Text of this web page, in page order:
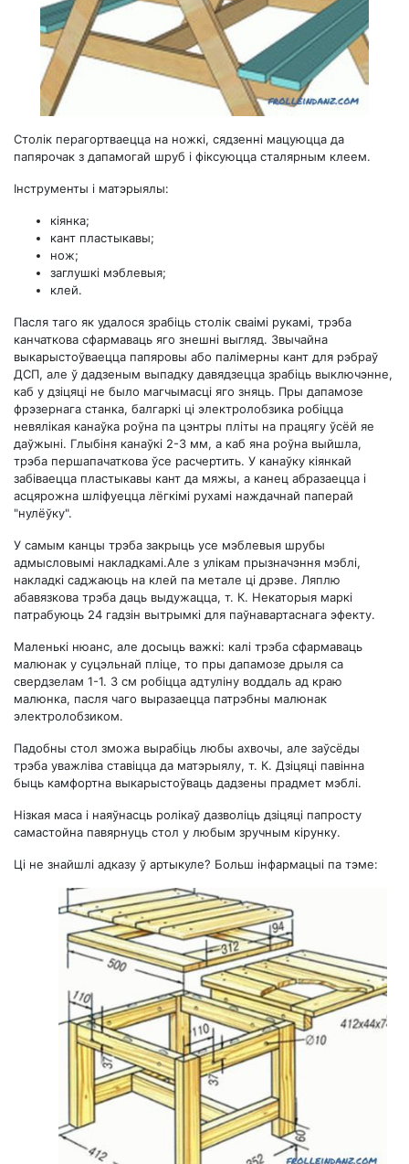
Столік перагортваецца на ножкі, сядзенні мацуюцца да
папярочак з дапамогай шруб і фіксуюцца сталярным клеем.
Інструменты і матэрыялы:
кіянка;
кант пластыкавы;
нож;
заглушкі мэблевыя;
клей.
Пасля таго як удалося зрабіць столік сваімі рукамі, трэба
канчаткова сфармаваць яго знешні выгляд. Звычайна
выкарыстоўваецца папяровы або палімерны кант для рэбраў
ДСП, але ў дадзеным выпадку давядзецца зрабіць выключэнне,
каб у дзіцяці не было магчымасці яго зняць. Пры дапамозе
фрэзернага станка, балгаркі ці электролобзика робіцца
невялікая канаўка роўна па цэнтры пліты на працягу ўсёй яе
даўжыні. Глыбіня канаўкі 2-3 мм, а каб яна роўна выйшла,
трэба першапачаткова ўсе расчертить. У канаўку кіянкай
забіваецца пластыкавы кант да мяжы, а канец абразаецца і
асцярожна шліфуецца лёгкімі рухамі наждачнай паперай
"нулёўку".
У самым канцы трэба закрыць усе мэблевыя шрубы
адмысловымі накладкамі.Але з улікам прызначэння мэблі,
накладкі саджаюць на клей па метале ці дрэве. Ляплю
абавязкова трэба даць выдужацца, т. К. Некаторыя маркі
патрабуюць 24 гадзін вытрымкі для паўнавартаснага эфекту.
Маленькі нюанс, але досыць важкі: калі трэба сфармаваць
малюнак у суцэльнай пліце, то пры дапамозе дрыля са
свердзелам 1-1. 3 см робіцца адтуліну воддаль ад краю
малюнка, пасля чаго выразаецца патрэбны малюнак
электролобзиком.
Падобны стол зможа вырабіць любы ахвочы, але заўсёды
трэба уважліва ставіцца да матэрыялу, т. К. Дзіцяці павінна
быць камфортна выкарыстоўваць дадзены прадмет мэблі.
Нізкая маса і наяўнасць ролікаў дазволіць дзіцяці папросту
самастойна павярнуць стол у любым зручным кірунку.
Ці не знайшлі адказу ў артыкуле? Больш інфармацыі па тэме: